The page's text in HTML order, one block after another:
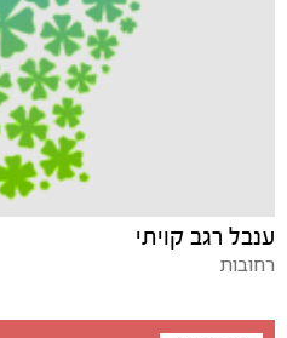
ענבל רגב קויתי
רחובות